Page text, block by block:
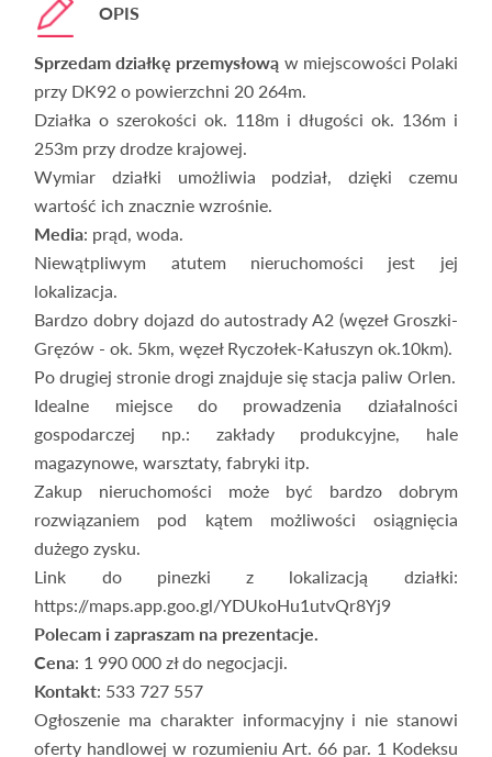
OPIS
Sprzedam działkę przemysłową w miejscowości Polaki
przy DK92 o powierzchni 20 264m.
Działka o szerokości ok. 118m i długości ok. 136m i
253m przy drodze krajowej.
Wymiar działki umożliwia podział, dzięki czemu
wartość ich znacznie wzrośnie.
Media: prąd, woda.
Niewątpliwym atutem nieruchomości jest jej
lokalizacja.
Bardzo dobry dojazd do autostrady A2 (węzeł Groszki-
Gręzów - ok. 5km, węzeł Ryczołek-Kałuszyn ok.10km).
Po drugiej stronie drogi znajduje się stacja paliw Orlen.
Idealne miejsce do prowadzenia działalności
gospodarczej np.: zakłady produkcyjne, hale
magazynowe, warsztaty, fabryki itp.
Zakup nieruchomości może być bardzo dobrym
rozwiązaniem pod kątem możliwości osiągnięcia
dużego zysku.
Link do pinezki z lokalizacją działki:
https://maps.app.goo.gl/YDUkoHu1utvQr8Yj9
Polecam i zapraszam na prezentacje.
Cena: 1 990 000 zł do negocjacji.
Kontakt: 533 727 557
Ogłoszenie ma charakter informacyjny i nie stanowi
oferty handlowej w rozumieniu Art. 66 par. 1 Kodeksu